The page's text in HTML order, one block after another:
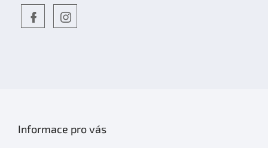
Informace pro vás